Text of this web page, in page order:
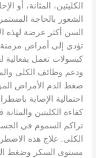
الكليتين، المثانة، أو
الشعور بالحاجة
السن أكثر عرضة لهذه
تؤدي إلى أمراض
كبسولات تعمل بفعالية
ودعم وظائف الكلى
ضغط الدم الأمراض
احتمالية الإصابة
كفاءة الكليتين
تراكم السموم في
الكلى. علاج هذه
مستوى السكر وضغط